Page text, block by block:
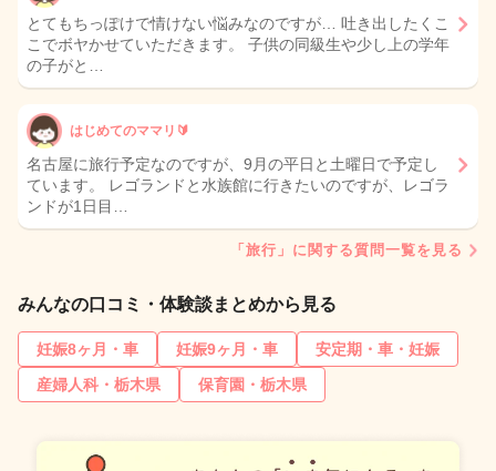
とてもちっぽけで情けない悩みなのですが… 吐き出したくこ
こでボヤかせていただきます。 子供の同級生や少し上の学年
の子がと…
はじめてのママリ🔰
名古屋に旅行予定なのですが、9月の平日と土曜日で予定し
ています。 レゴランドと水族館に行きたいのですが、レゴラ
ンドが1日目…
「旅行」に関する質問一覧を見る
みんなの口コミ・体験談まとめから見る
妊娠8ヶ月・車 妊娠9ヶ月・車
安定期・車・妊娠
産婦人科・栃木県
保育園・栃木県